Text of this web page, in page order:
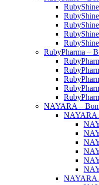
RubyPharma –
NAYARA –
NAYARA
NAYARA